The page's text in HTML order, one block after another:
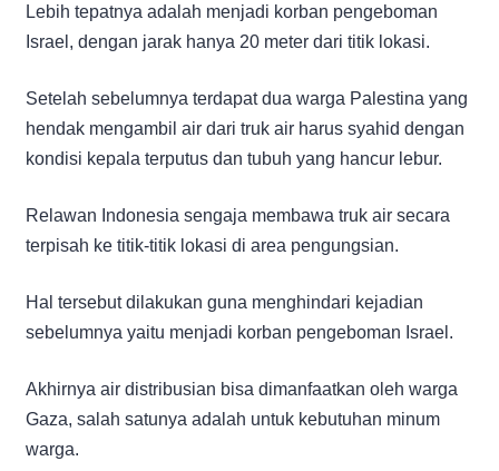
Lebih tepatnya adalah menjadi korban pengeboman
Israel, dengan jarak hanya 20 meter dari titik lokasi.
Setelah sebelumnya terdapat dua warga Palestina yang
hendak mengambil air dari truk air harus syahid dengan
kondisi kepala terputus dan tubuh yang hancur lebur.
Relawan Indonesia sengaja membawa truk air secara
terpisah ke titik-titik lokasi di area pengungsian.
Hal tersebut dilakukan guna menghindari kejadian
sebelumnya yaitu menjadi korban pengeboman Israel.
Akhirnya air distribusian bisa dimanfaatkan oleh warga
Gaza, salah satunya adalah untuk kebutuhan minum
warga.